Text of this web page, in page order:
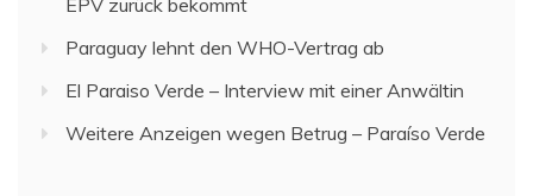
Paraguay lehnt den WHO-Vertrag ab
El Paraiso Verde – Interview mit einer Anwältin
Weitere Anzeigen wegen Betrug – Paraíso Verde